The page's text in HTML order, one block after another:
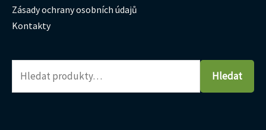
Zásady ochrany osobních údajů
Kontakty
Hledat